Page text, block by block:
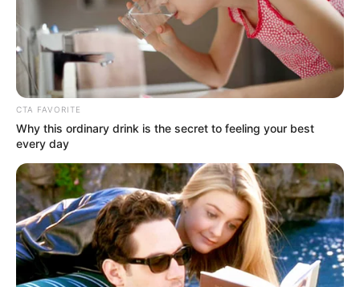
So Close, Yet So Far
The Time Left Between
CTA FAVORITE
Why this ordinary drink is the secret to feeling your best
every day